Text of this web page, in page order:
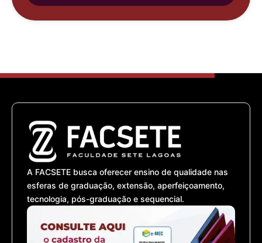
A FACSETE busca oferecer ensino de qualidade nas
esferas de graduação, extensão, aperfeiçoamento,
tecnologia, pós-graduação e sequencial.